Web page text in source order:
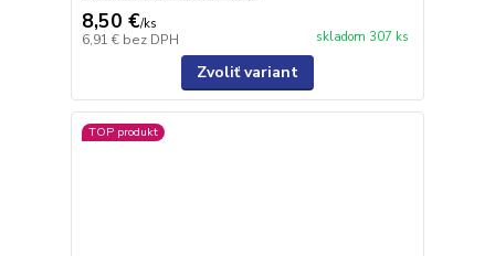
8,50 €/ks
6,91 € bez DPH skladom 307 ks
Zvoliť variant
TOP produkt